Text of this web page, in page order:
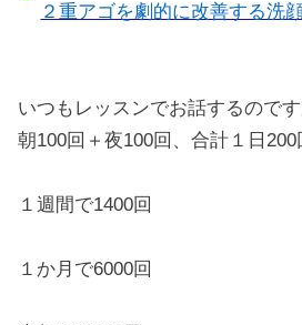
２重アゴを劇的に改善する洗
いつもレッスンでお話するので
朝100回＋夜100回、合計１日200
１週間で1400回
１か月で6000回